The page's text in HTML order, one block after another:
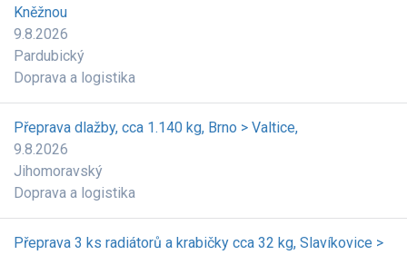
Kněžnou
9.8.2026
Pardubický
Doprava a logistika
Přeprava dlažby, cca 1.140 kg, Brno > Valtice,
9.8.2026
Jihomoravský
Doprava a logistika
Přeprava 3 ks radiátorů a krabičky cca 32 kg, Slavíkovice >